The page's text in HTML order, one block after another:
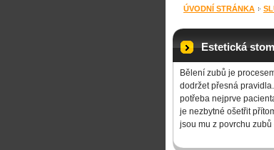
ÚVODNÍ STRÁNKA
Estetická
Bělení zubů je
dodržet přesná
potřeba nejprve
je nezbytné ošetřit
jsou mu z povrchu